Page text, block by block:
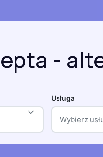
-
Usługa
Wybierz